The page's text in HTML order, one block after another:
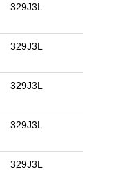
329J3L
329J3L
329J3L
329J3L
329J3L